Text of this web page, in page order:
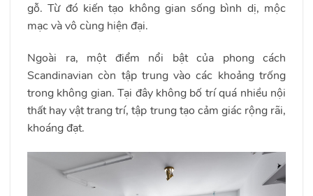
gỗ. Từ đó kiến tạo không gian sống bình dị, mộc
mạc và vô cùng hiện đại.
Ngoài ra, một điểm nổi bật của phong cách
Scandinavian còn tập trung vào các khoảng trống
trong không gian. Tại đây không bố trí quá nhiều nội
thất hay vật trang trí, tập trung tạo cảm giác rộng rãi,
khoáng đạt.